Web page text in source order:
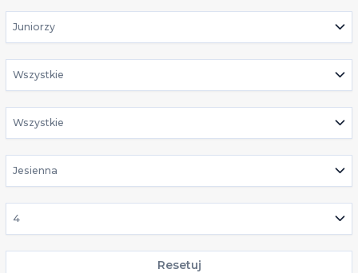
Juniorzy
Wszystkie
Wszystkie
Jesienna
4
Resetuj